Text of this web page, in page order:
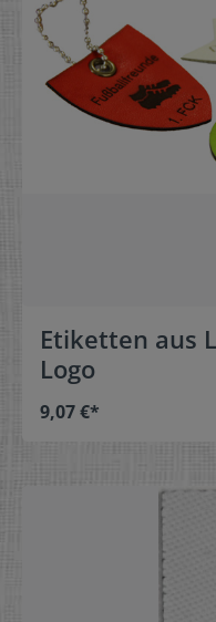
Etiketten aus
Logo
9,07 €*